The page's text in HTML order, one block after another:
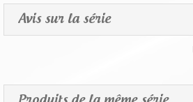
Avis sur la série